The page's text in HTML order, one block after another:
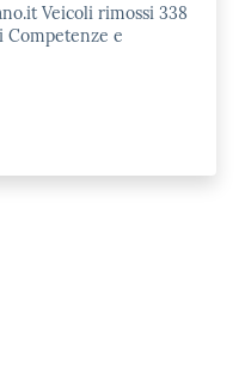
Veicoli rimossi 338
Competenze e